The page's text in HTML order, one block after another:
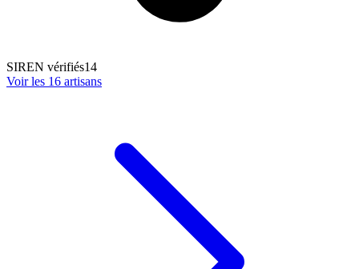
SIREN vérifiés14
Voir les 16 artisans